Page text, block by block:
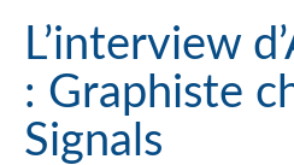
Qui sommes-nous ?
Accéder à Signals
L’interview
: Graphiste
Signals